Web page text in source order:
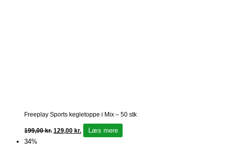
Freeplay Sports kegletoppe i Mix – 50 stk
199,00kr. 129,00 kr.
Læs mere
34%